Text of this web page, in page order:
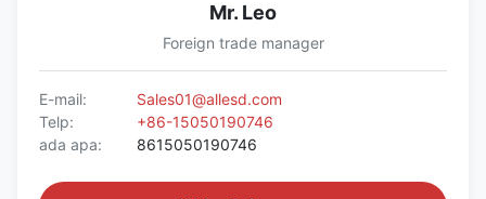
Mr. Leo
Foreign trade manager
E-mail:
Sales01@allesd.com
Telp:
+86-15050190746
ada apa:
8615050190746